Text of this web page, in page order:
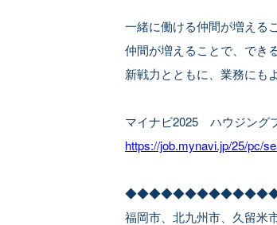
一緒に働ける仲間が増える
仲間が増えることで、でき
新戦力とともに、業務にも
マイナビ2025 ハウジング
https://job.mynavi.jp/25/pc/
福岡市、北九州市、久留米